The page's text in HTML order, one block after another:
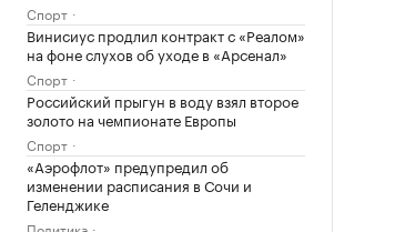
Спорт
Винисиус продлил контракт с «Реалом»
на фоне слухов об уходе в «Арсенал»
Спорт
Российский прыгун в воду взял второе
золото на чемпионате Европы
Спорт
«Аэрофлот» предупредил об
изменении расписания в Сочи и
Геленджике
Политика